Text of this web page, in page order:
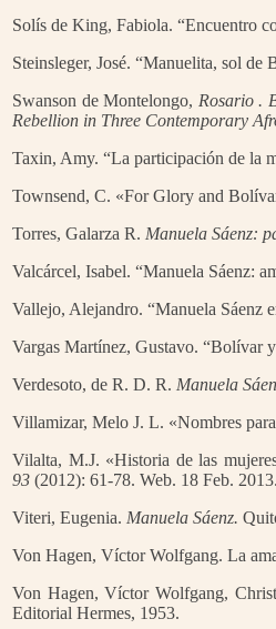
Solís de King, Fabiola. “Encuentro
Steinsleger, José. “Manuelita, sol de
Swanson de Montelongo, Rosario .
Rebellion in Three Contemporary
Taxin, Amy. “La participación de la
Townsend, C. «For Glory and
Torres, Galarza R. Manuela Sáenz:
Valcárcel, Isabel. “Manuela Sáenz:
Vallejo, Alejandro. “Manuela Sáenz
Vargas Martínez, Gustavo. “Bolívar
Verdesoto, de R. D. R. Manuela
Villamizar, Melo J. L. «Nombres
Vilalta, M.J. «Historia de las
93 (2012): 61-78. Web. 18 Feb. 2013.
Viteri, Eugenia. Manuela Sáenz.
Von Hagen, Víctor Wolfgang. La
Von Hagen, Víctor Wolfgang,
Editorial Hermes, 1953.